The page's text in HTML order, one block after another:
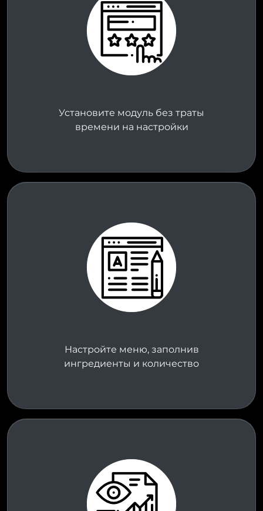
Установите модуль без траты
времени на настройки
Настройте меню, заполнив
ингредиенты и количество